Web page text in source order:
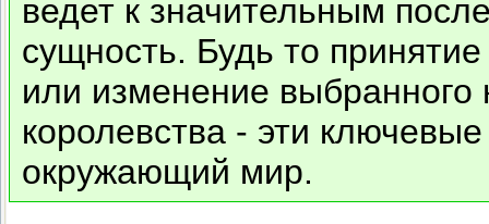
ведет к значительным
сущность. Будь то
или изменение выбранного
королевства - эти
окружающий мир.